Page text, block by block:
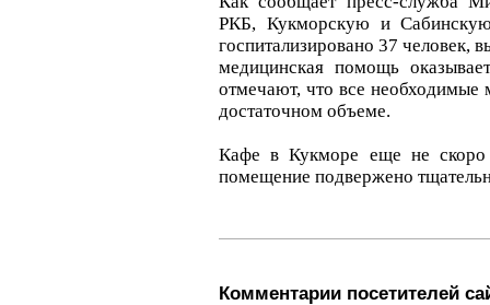
РКБ, Кукморскую и
госпитализировано 37 человек,
медицинская помощь
отмечают, что все необходимые
достаточном объеме.
Кафе в Кукморе еще не
помещение подвержено
Комментарии посетителей